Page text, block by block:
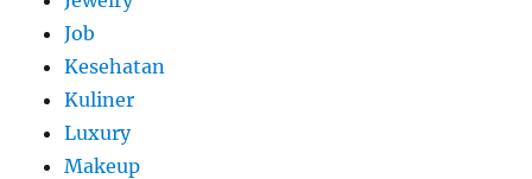
Job
Kesehatan
Kuliner
Luxury
Makeup